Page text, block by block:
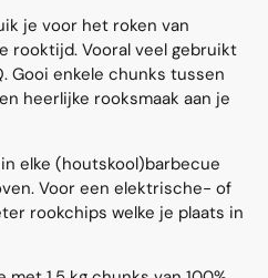
je voor het roken van
rooktijd. Vooral veel gebruikt
Gooi enkele chunks tussen
heerlijke rooksmaak aan je
elke (houtskool)barbecue
Voor een elektrische- of
rookchips welke je plaats in